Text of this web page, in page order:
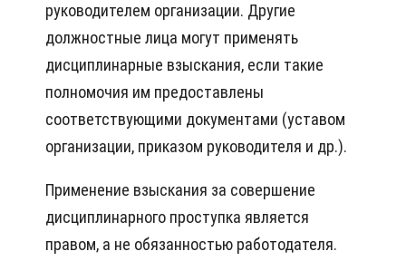
руководителем организации. Другие
должностные лица могут применять
дисциплинарные взыскания, если такие
полномочия им предоставлены
соответствующими документами (уставом
организации, приказом руководителя и др.).
Применение взыскания за совершение
дисциплинарного проступка является
правом, а не обязанностью работодателя.